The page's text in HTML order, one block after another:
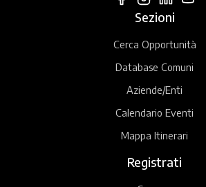
Sezioni
Cerca Opportunità
Database Comuni
Aziende/Enti
Calendario Eventi
Mappa Itinerari
Registrati